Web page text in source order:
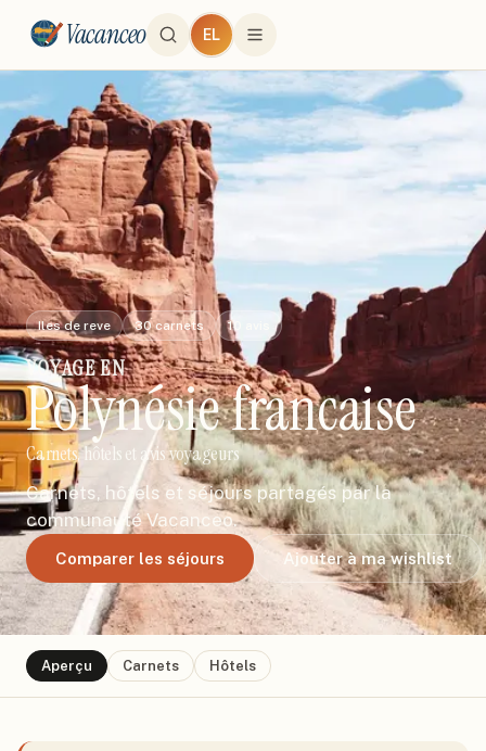
Vacanceo EL
Iles de reve 30carnets 10
VOYAGEEN
Polynésie francaise
Carnets, hôtels et avis voyageurs
Carnets, hôtels et séjours partagés par la
communauté Vacanceo.
Comparer les séjours Ajouter à ma wishlist
Aperçu Carnets Hôtels